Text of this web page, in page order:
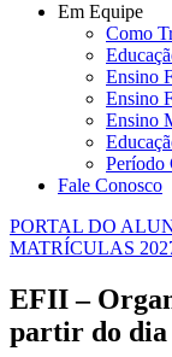
Em Equipe
Como
Ensino
Ensino
Ensino
Período
Fale Conosco
PORTAL DO
MATRÍCULAS
EFII –
partir do dia